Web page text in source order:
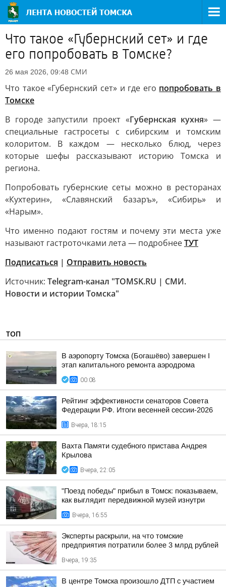
Что такое «Губернский сет» и где
его попробовать в Томске?
26 мая 2026, 09:48 СМИ
Что такое «Губернский сет» и где его попробовать в
Томске
В городе запустили проект «Губернская кухня» —
специальные гастросеты с сибирским и томским
колоритом. В каждом — несколько блюд, через
которые шефы рассказывают историю Томска и
региона.
Попробовать губернские сеты можно в ресторанах
«Кухтерин», «Славянский базаръ», «Сибирь» и
«Нарым».
Что именно подают гостям и почему эти места уже
называют гастроточками лета — подробнееТУТ
Подписаться | Отправить новость
Источник: Telegram-канал "TOMSK.RU | СМИ.
Новости и истории Томска"
ТОП
В аэропорту Томска (Богашёво) завершен I
этап капитального ремонта аэродрома
00:08
Рейтинг эффективности сенаторов Совета
Федерации РФ. Итоги весенней сессии-2026
Вчера, 18:15
Вахта Памяти судебного пристава Андрея
Крылова
Вчера, 22:05
"Поезд победы" прибыл в Томск: показываем,
как выглядит передвижной музей изнутри
Вчера, 16:55
Эксперты раскрыли, на что томские
предприятия потратили более 3 млрд рублей
Вчера, 19:35
В центре Томска произошло ДТП с участием